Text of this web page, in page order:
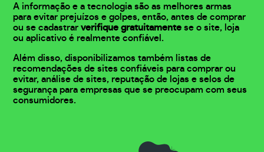
A informação e a tecnologia são as melhores armas
para evitar prejuízos e golpes, então, antes de comprar
ou se cadastrarverifique gratuitamente se o site, loja
ou aplicativo é realmente confiável.
Além disso, disponibilizamos também listas de
recomendações de sites confiáveis para comprar ou
evitar, análise de sites, reputação de lojas e selos de
segurança para empresas que se preocupam com seus
consumidores.